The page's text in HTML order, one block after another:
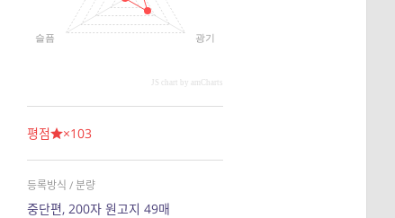
광기
슬픔
JS chart by amCharts
평점 ×103
등록방식 / 분량
중단편, 200자 원고지 49매